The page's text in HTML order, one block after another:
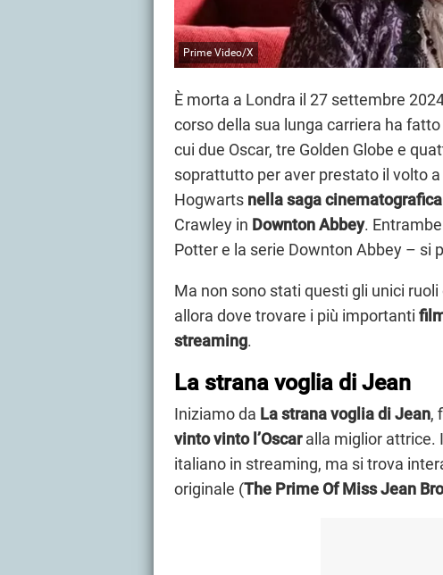
Prime Video/X
È morta a Londra il 27 settembre
corso della sua lunga carriera ha
cui due Oscar, tre Golden Globe e
soprattutto per aver prestato il volto a
Hogwarts nella saga
Crawley in Downton Abbey.
Potter e la serie Downton Abbey – si
Ma non sono stati questi gli unici
allora dove trovare i più importanti
streaming.
La strana voglia di Jean
Iniziamo da La strana voglia di Jean,
vinto vinto l’Oscaralla miglior attrice.
italiano in streaming, ma si trova
originale (The Prime Of Miss Jean